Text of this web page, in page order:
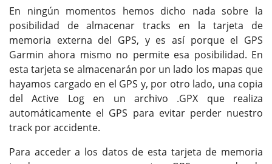
En ningún momentos hemos dicho nada sobre la
posibilidad de almacenar tracks en la tarjeta de
memoria externa del GPS, y es así porque el GPS
Garmin ahora mismo no permite esa posibilidad. En
esta tarjeta se almacenarán por un lado los mapas que
hayamos cargado en el GPS y, por otro lado, una copia
del Active Log en un archivo .GPX que realiza
automáticamente el GPS para evitar perder nuestro
track por accidente.
Para acceder a los datos de esta tarjeta de memoria